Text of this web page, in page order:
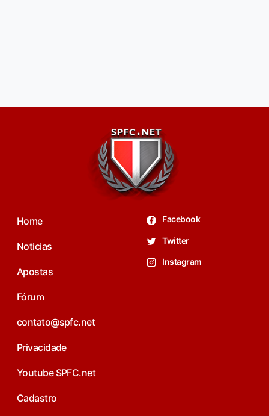
Home
Noticias
Apostas
Fórum
contato@spfc.net
Privacidade
Youtube SPFC.net
Cadastro
Facebook
Twitter
Instagram